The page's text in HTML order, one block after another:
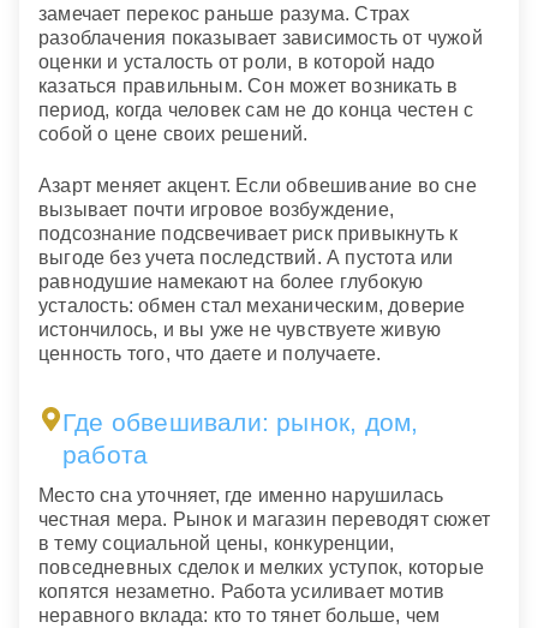
замечает перекос раньше разума. Страх
разоблачения показывает зависимость от чужой
оценки и усталость от роли, в которой надо
казаться правильным. Сон может возникать в
период, когда человек сам не до конца честен с
собой о цене своих решений.
Азарт меняет акцент. Если обвешивание во сне
вызывает почти игровое возбуждение,
подсознание подсвечивает риск привыкнуть к
выгоде без учета последствий. А пустота или
равнодушие намекают на более глубокую
усталость: обмен стал механическим, доверие
истончилось, и вы уже не чувствуете живую
ценность того, что даете и получаете.
Где обвешивали: рынок, дом,
работа
Место сна уточняет, где именно нарушилась
честная мера. Рынок и магазин переводят сюжет
в тему социальной цены, конкуренции,
повседневных сделок и мелких уступок, которые
копятся незаметно. Работа усиливает мотив
неравного вклада: кто то тянет больше, чем